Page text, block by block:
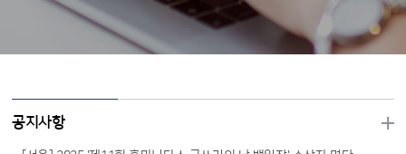
공지사항